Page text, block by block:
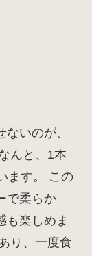
いのが、
んと、1本
ます。 この
で柔らか
も楽しめま
り、一度食